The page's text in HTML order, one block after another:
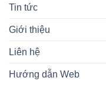
Tin tức
Giới thiệu
Liên hệ
Hướng dẫn Web